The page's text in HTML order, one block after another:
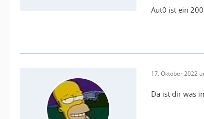
Aut0 ist ein
17. Oktober 2022
Da ist dir was